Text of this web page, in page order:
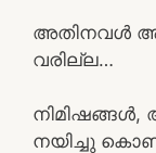
അതിനവൾ
വരില്ല…
നിമിഷങ്ങൾ,
നയിച്ചു